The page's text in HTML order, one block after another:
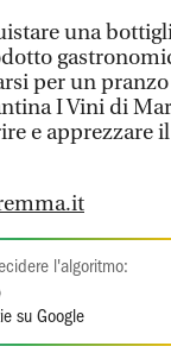
una
per un
I Vini di
e apprezzare
l'algoritmo:
su Google